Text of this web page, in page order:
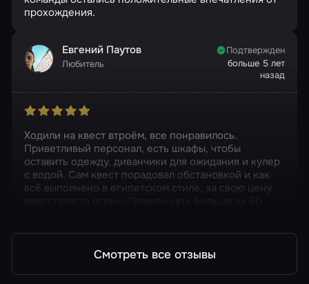
прохождения.
Евгений Паутов
Любитель
Подтвержден
больше 5 лет
назад
Ходили на квест втроём, все понравилось.
Приветливый персонал, есть шкафы, чтобы
оставить одежду, диванчики для ожидания и кулер
с водой. Сам квест порадовал обстановкой и как
всё выполнено в египетском стиле, за свою цену
Смотреть все отзывы